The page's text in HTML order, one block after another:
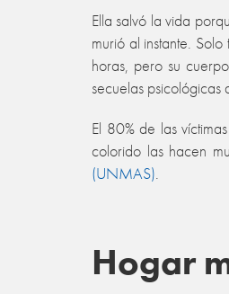
Ella salvó la vida
murió al instante.
horas, pero su
secuelas psicológicas
El 80% de las
colorido las hacen
(UNMAS).
Hogar